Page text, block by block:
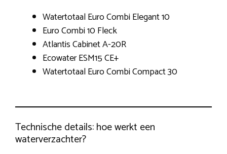
Watertotaal Euro Combi Elegant 10
Euro Combi 10 Fleck
Atlantis Cabinet A-20R
Ecowater ESM15 CE+
Watertotaal Euro Combi Compact 30
Technische details: hoe werkt een
waterverzachter?